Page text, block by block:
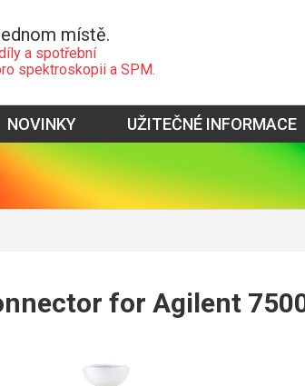
místě.
a spotřební
spektroskopii a SPM.
NOVINKY UŽITEČNÉ INFORMACE
for Agilent